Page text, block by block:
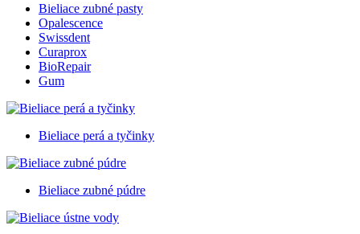
Bieliace zubné pasty
Opalescence
Swissdent
Curaprox
BioRepair
Gum
Bieliace perá a tyčinky
Bieliace zubné púdre